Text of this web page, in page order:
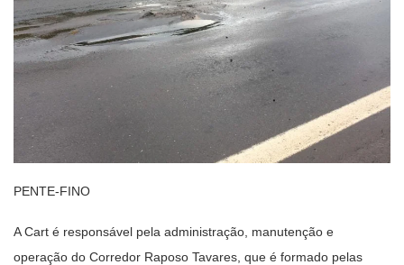
PENTE-FINO
A Cart é responsável pela administração, manutenção e
operação do Corredor Raposo Tavares, que é formado pelas